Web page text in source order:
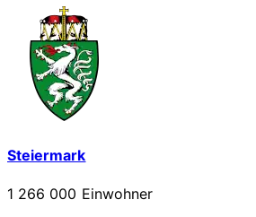
Steiermark
1 266 000 Einwohner